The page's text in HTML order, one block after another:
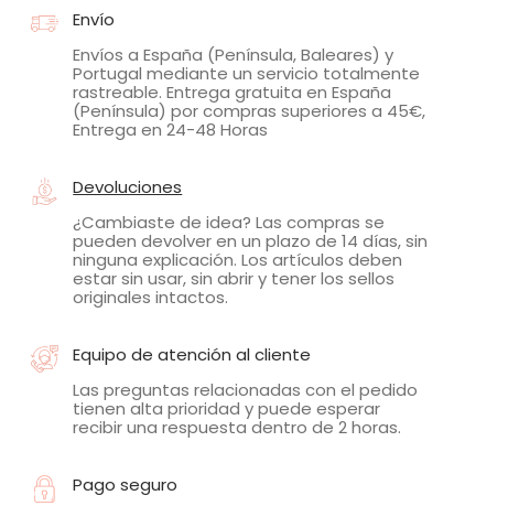
Envío
Envíos a España (Península, Baleares) y
Portugal mediante un servicio totalmente
rastreable. Entrega gratuita en España
(Península) por compras superiores a 45€,
Entrega en 24-48 Horas
Devoluciones
¿Cambiaste de idea? Las compras se
pueden devolver en un plazo de 14 días, sin
ninguna explicación. Los artículos deben
estar sin usar, sin abrir y tener los sellos
originales intactos.
Equipo de atención al cliente
Las preguntas relacionadas con el pedido
tienen alta prioridad y puede esperar
recibir una respuesta dentro de 2 horas.
Pago seguro